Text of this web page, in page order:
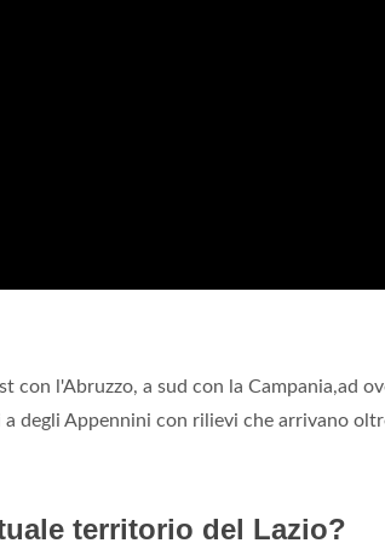
con l'Abruzzo, a sud con la Campania,ad
degli Appennini con rilievi che arrivano
territorio del Lazio?